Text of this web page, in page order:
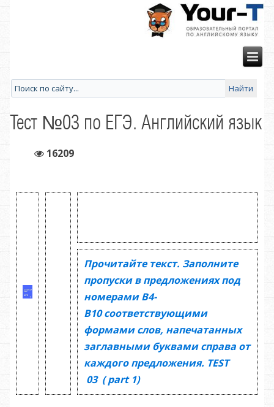
Тест №03 по ЕГЭ. Английский язык
16209
Прочитайте текст. Заполните
пропуски в предложениях под
номерамиВ4-
В10соответствующими
формами слов, напечатанных
заглавными буквами справа от
каждого предложения. TEST
03 ( part 1)